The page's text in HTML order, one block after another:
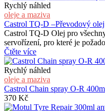
Rychlý náhled
oleje a maziva
Castrol TQ-D –Převodový olej
Castrol TQ-D Olej pro
servořízení, pro které je
Čtěte více
Rychlý náhled
oleje a maziva
Castrol Chain spray O-R
370 Kč